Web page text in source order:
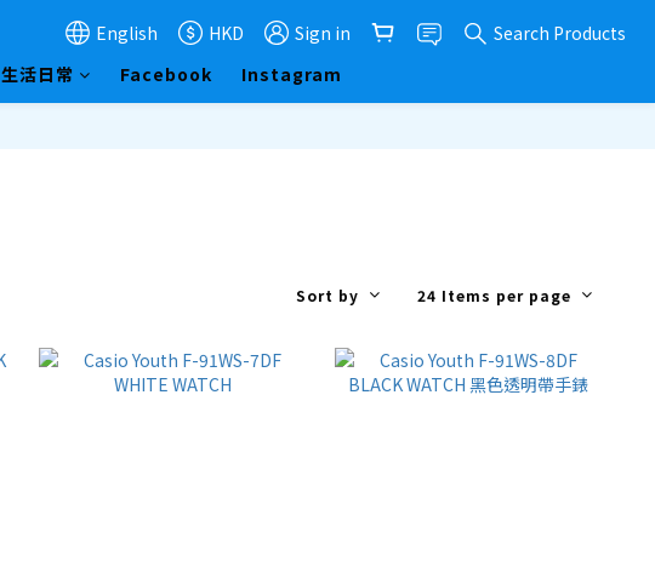
English HKD Sign in
Search Products
生活日常 Facebook Instagram
Sort by 24 Items per page